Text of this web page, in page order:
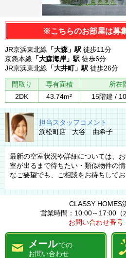
※こちらのお部屋は募
JR京浜東北線 「大森」駅 徒歩11分
京急本線 「大森海岸」駅 徒歩6分
JR京浜東北線 「大井町」駅 徒歩26分
間取り 専有面積 所在
2DK
43.74m² 15階建 /
担当スタッフコメント
浜松町店 大谷 由希子
最新の空室状況や詳細については、
室が出るまで待ちたい・類似物件の
なご要望でも、ご相談をお待ちしてお
CLASSY HOMES
営業時間：10:00～17:00（
お問い合わせ番号
メール での
お問い合わせ